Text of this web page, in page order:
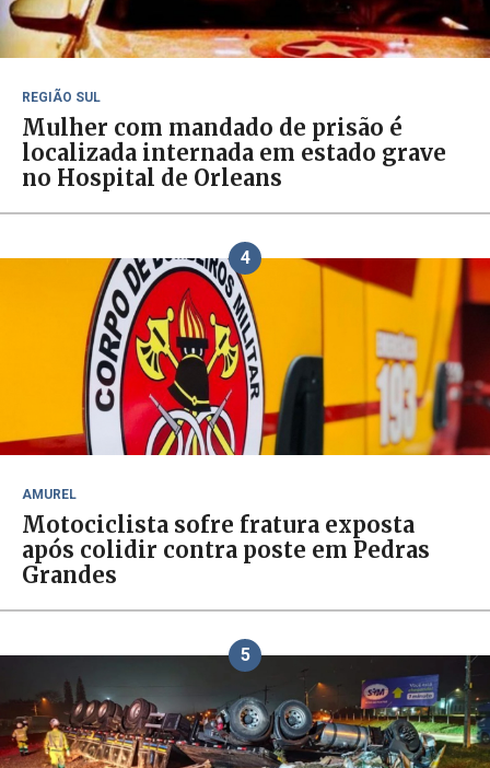
REGIÃO SUL
Mulher com mandado de prisão é
localizada internada em estado grave
no Hospital de Orleans
4
AMUREL
Motociclista sofre fratura exposta
após colidir contra poste em Pedras
Grandes
5